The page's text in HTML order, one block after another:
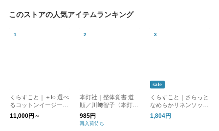
このストアの人気アイテムランキング
くらすこと｜＋to 選べ
るコットンイージーパ
ンツ
11,000円～
本灯社｜整体覚書 道
順／川﨑智子〈本灯社
の本〉
985円
再入荷待ち
sale
くらすこと｜さらっと
なめらかリネンソック
ス［ギフト/贈り物］
1,804円